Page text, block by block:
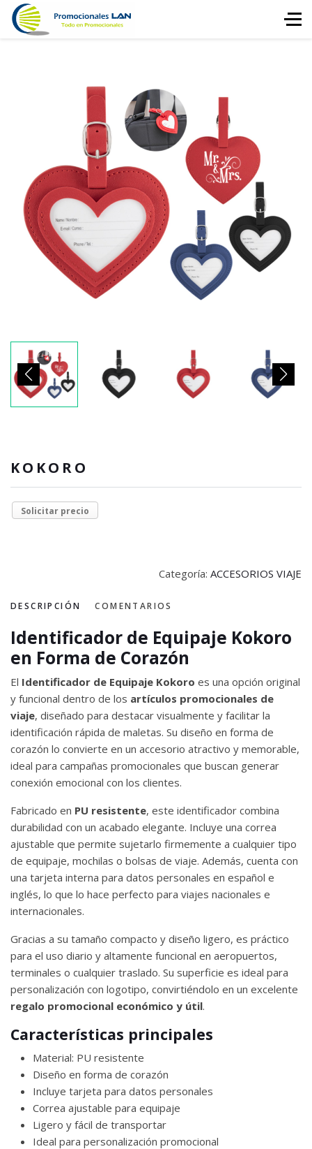
KOKORO
Solicitar precio
Categoría: ACCESORIOS VIAJE
DESCRIPCIÓN COMENTARIOS
Identificador de Equipaje Kokoro
en Forma de Corazón
El Identificador de Equipaje Kokoro es una opción original
y funcional dentro de los artículos promocionales de
viaje, diseñado para destacar visualmente y facilitar la
identificación rápida de maletas. Su diseño en forma de
corazón lo convierte en un accesorio atractivo y memorable,
ideal para campañas promocionales que buscan generar
conexión emocional con los clientes.
Fabricado en PU resistente, este identificador combina
durabilidad con un acabado elegante. Incluye una correa
ajustable que permite sujetarlo firmemente a cualquier tipo
de equipaje, mochilas o bolsas de viaje. Además, cuenta con
una tarjeta interna para datos personales en español e
inglés, lo que lo hace perfecto para viajes nacionales e
internacionales.
Gracias a su tamaño compacto y diseño ligero, es práctico
para el uso diario y altamente funcional en aeropuertos,
terminales o cualquier traslado. Su superficie es ideal para
personalización con logotipo, convirtiéndolo en un excelente
regalo promocional económico y útil.
Características principales
Material: PU resistente
Diseño en forma de corazón
Incluye tarjeta para datos personales
Correa ajustable para equipaje
Ligero y fácil de transportar
Ideal para personalización promocional